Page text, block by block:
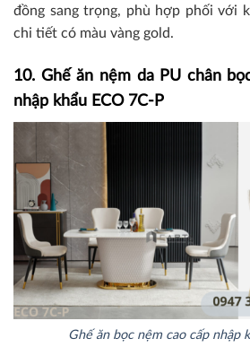
đồng sang trọng, phù hợp phối với
chi tiết có màu vàng gold.
10. Ghế ăn nệm da PU chân
nhập khẩu ECO 7C-P
Ghế ăn bọc nệm cao cấp nhập